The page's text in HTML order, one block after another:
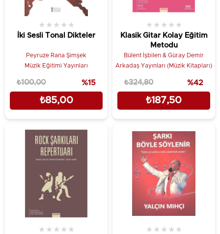
İki Sesli Tonal Dikteler
★ ★ ★ ★ ★
Peyruze Rana Şimşek
Müzik Eğitimi Yayınları
₺85,00
₺100,00 %15
Klasik Gitar Kolay Eğitim
Metodu
★ ★ ★ ★ ★
Bülent İşbilen & Güray Demir
Arkadaş Yayınları (Müzik Kitapları)
₺187,50
₺324,80 %42
★ ★ ★ ★ ★ ★ ★ ★ ★ ★